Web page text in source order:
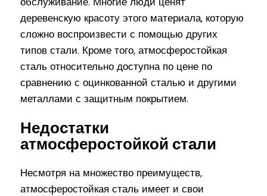
деревенскую красоту этого материала, которую
сложно воспроизвести с помощью других
типов стали. Кроме того, атмосферостойкая
сталь относительно доступна по цене по
сравнению с оцинкованной сталью и другими
металлами с защитным покрытием.
Недостатки
атмосферостойкой стали
Несмотря на множество преимуществ,
атмосферостойкая сталь имеет и свои